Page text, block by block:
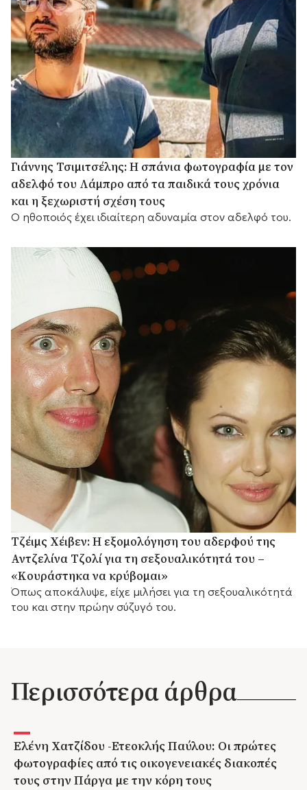
Γιάννης Τσιμιτσέλης: Η σπάνια φωτογραφία με τον
αδελφό του Λάμπρο από τα παιδικά τους χρόνια
και η ξεχωριστή σχέση τους
Ο ηθοποιός έχει ιδιαίτερη αδυναμία στον αδελφό του.
Τζέιμς Χέιβεν: Η εξομολόγηση του αδερφού της
Αντζελίνα Τζολί για τη σεξουαλικότητά του –
«Κουράστηκα να κρύβομαι»
Όπως αποκάλυψε, είχε μιλήσει για τη σεξουαλικότητά
του και στην πρώην σύζυγό του.
Περισσότερα άρθρα
Ελένη Χατζίδου -Ετεοκλής Παύλου: Οι πρώτες
φωτογραφίες από τις οικογενειακές διακοπές
τους στην Πάργα με την κόρη τους